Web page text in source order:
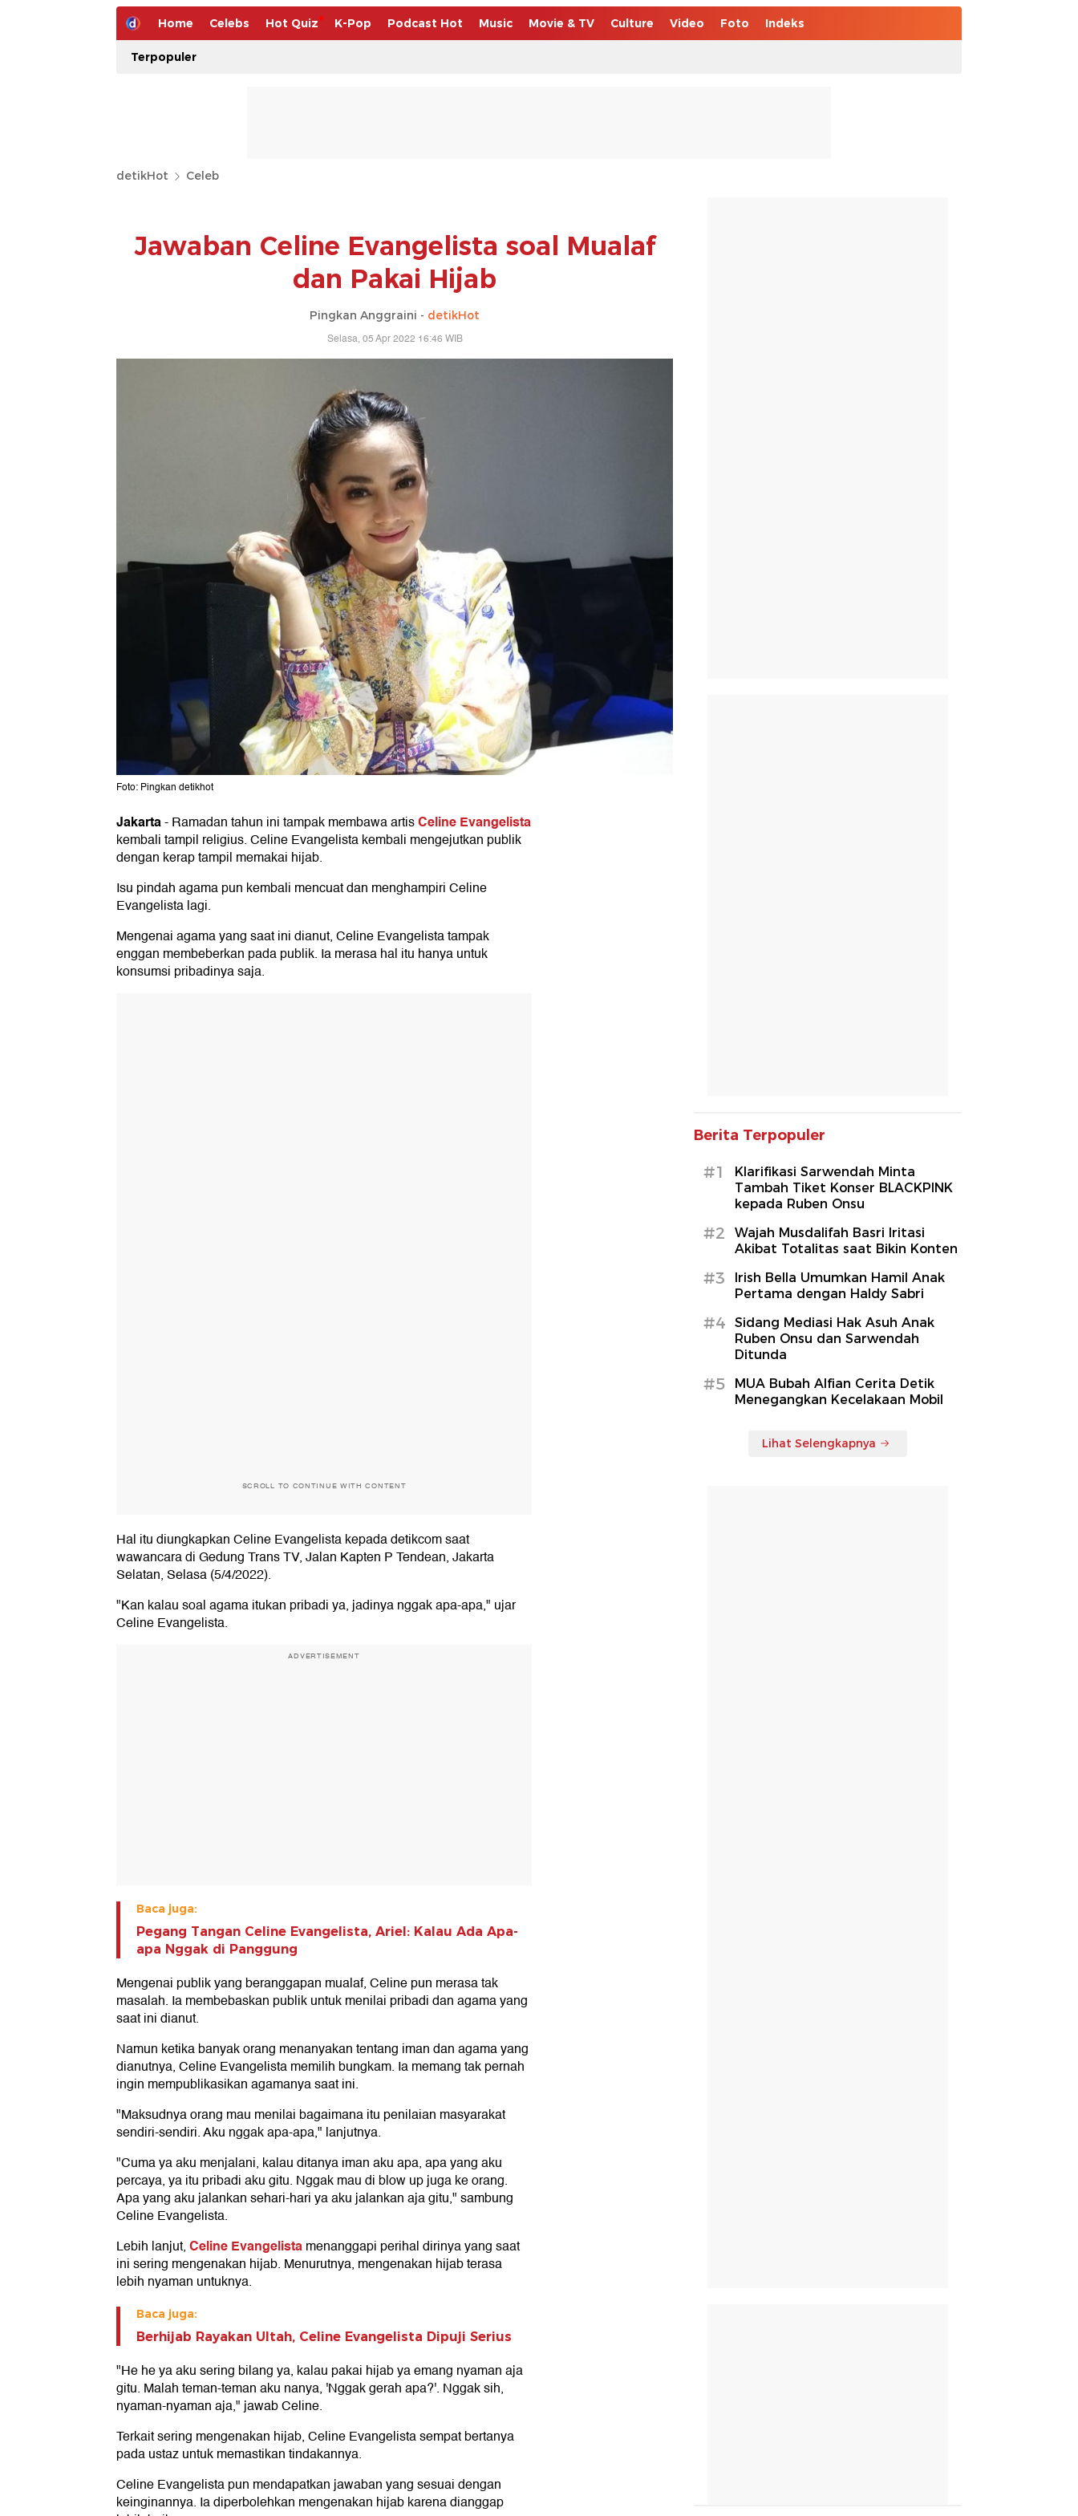
Home Celebs Hot Quiz K-Pop Podcast Hot Music Movie & TV Culture Video Foto Indeks
Terpopuler
detikHot Celeb
Jawaban Celine Evangelista soal Mualaf
dan Pakai Hijab
Pingkan Anggraini - detikHot
Selasa, 05 Apr 2022 16:46 WIB
Foto: Pingkan detikhot
Jakarta-Ramadan tahun ini tampak membawa artisCeline Evangelista
kembali tampil religius. Celine Evangelista kembali mengejutkan publik
dengan kerap tampil memakai hijab.
Isu pindah agama pun kembali mencuat dan menghampiri Celine
Evangelista lagi.
Mengenai agama yang saat ini dianut, Celine Evangelista tampak
enggan membeberkan pada publik. Ia merasa hal itu hanya untuk
konsumsi pribadinya saja.
SCROLL TO CONTINUE WITH CONTENT
Hal itu diungkapkan Celine Evangelista kepada detikcom saat
wawancara di Gedung Trans TV, Jalan Kapten P Tendean, Jakarta
Selatan, Selasa (5/4/2022).
"Kan kalau soal agama itukan pribadi ya, jadinya nggak apa-apa," ujar
Celine Evangelista.
ADVERTISEMENT
Baca juga:
Pegang Tangan Celine Evangelista, Ariel: Kalau Ada Apa-
apa Nggak di Panggung
Mengenai publik yang beranggapan mualaf, Celine pun merasa tak
masalah. Ia membebaskan publik untuk menilai pribadi dan agama yang
saat ini dianut.
Namun ketika banyak orang menanyakan tentang iman dan agama yang
dianutnya, Celine Evangelista memilih bungkam. Ia memang tak pernah
ingin mempublikasikan agamanya saat ini.
"Maksudnya orang mau menilai bagaimana itu penilaian masyarakat
sendiri-sendiri. Aku nggak apa-apa," lanjutnya.
"Cuma ya aku menjalani, kalau ditanya iman aku apa, apa yang aku
percaya, ya itu pribadi aku gitu. Nggak mau di blow up juga ke orang.
Apa yang aku jalankan sehari-hari ya aku jalankan aja gitu," sambung
Celine Evangelista.
Lebih lanjut,Celine Evangelistamenanggapi perihal dirinya yang saat
ini sering mengenakan hijab. Menurutnya, mengenakan hijab terasa
lebih nyaman untuknya.
Baca juga:
Berhijab Rayakan Ultah, Celine Evangelista Dipuji Serius
"He he ya aku sering bilang ya, kalau pakai hijab ya emang nyaman aja
gitu. Malah teman-teman aku nanya, 'Nggak gerah apa?'. Nggak sih,
nyaman-nyaman aja," jawab Celine.
Terkait sering mengenakan hijab, Celine Evangelista sempat bertanya
pada ustaz untuk memastikan tindakannya.
Celine Evangelista pun mendapatkan jawaban yang sesuai dengan
keinginannya. Ia diperbolehkan mengenakan hijab karena dianggap
Berita Terpopuler
#1
Klarifikasi Sarwendah Minta
Tambah Tiket Konser BLACKPINK
kepada Ruben Onsu
#2
Wajah Musdalifah Basri Iritasi
Akibat Totalitas saat Bikin Konten
#3
Irish Bella Umumkan Hamil Anak
Pertama dengan Haldy Sabri
#4
Sidang Mediasi Hak Asuh Anak
Ruben Onsu dan Sarwendah
Ditunda
#5
MUA Bubah Alfian Cerita Detik
Menegangkan Kecelakaan Mobil
Lihat Selengkapnya